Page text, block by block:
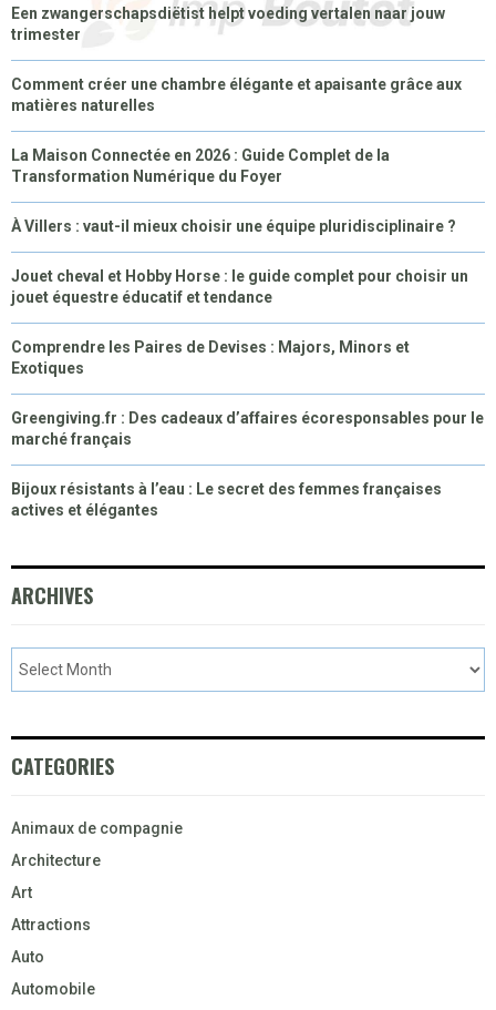
Een zwangerschapsdiëtist helpt voeding vertalen naar jouw
trimester
Comment créer une chambre élégante et apaisante grâce aux
matières naturelles
La Maison Connectée en 2026 : Guide Complet de la
Transformation Numérique du Foyer
À Villers : vaut-il mieux choisir une équipe pluridisciplinaire ?
Jouet cheval et Hobby Horse : le guide complet pour choisir un
jouet équestre éducatif et tendance
Comprendre les Paires de Devises : Majors, Minors et
Exotiques
Greengiving.fr : Des cadeaux d’affaires écoresponsables pour le
marché français
Bijoux résistants à l’eau : Le secret des femmes françaises
actives et élégantes
ARCHIVES
CATEGORIES
Animaux de compagnie
Architecture
Art
Attractions
Auto
Automobile